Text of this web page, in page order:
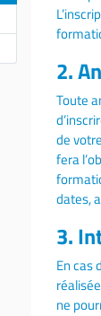
2.
Toute
de
fera
dates,
3.
En cas
ne